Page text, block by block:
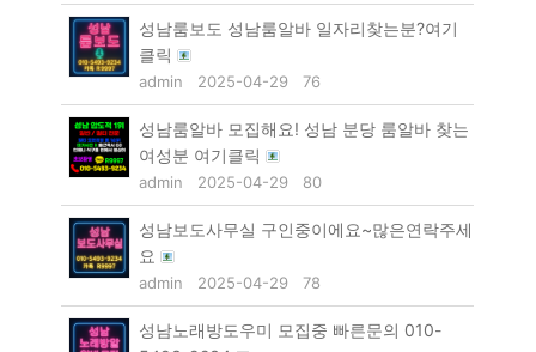
성남룸보도 성남룸알바 일자리찾는분?여기
클릭
admin 2025-04-29 76
성남룸알바 모집해요! 성남 분당 룸알바 찾는
여성분 여기클릭
admin 2025-04-29 80
성남보도사무실 구인중이에요~많은연락주세
요
admin 2025-04-29 78
성남노래방도우미 모집중 빠른문의 010-